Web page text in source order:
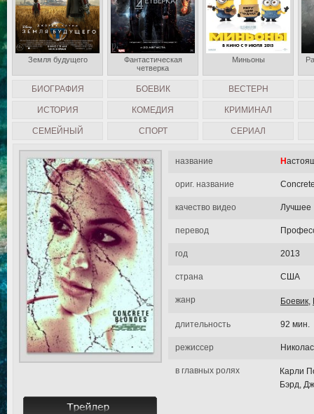
название
ориг. название
качество видео Лучшее
перевод
год 2013
страна США
жанр Боевик,
длительность 92 мин.
режиссер
в главных ролях
Карли
Бэрд,
БИОГРАФИЯ БОЕВИК ВЕСТЕРН
ИСТОРИЯ КОМЕДИЯ КРИМИНАЛ
СЕМЕЙНЫЙ СПОРТ СЕРИАЛ
Земля будущего
Фантастическая
четверка
Миньоны